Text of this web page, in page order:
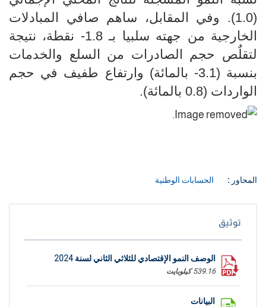
(
1.0). وفي المقابل، ساهم صافي المبادلات
الخارجية من جهته سلبيا
بـ 1.8- نقطة، نتيجة
لتقلٌص حجم الصادرات من السلع والخدمات
بنسبة (3.1- بالمائة) وارتفاع طفيف في حجم
الواردات (0.8 بالمائة).
المحاور : الحسابات الوطنية
توثيق
الوصف النمو الإقتصادي للثلاثي الثاني لسنة 2024
539.16 كيلوبايت
البيانات